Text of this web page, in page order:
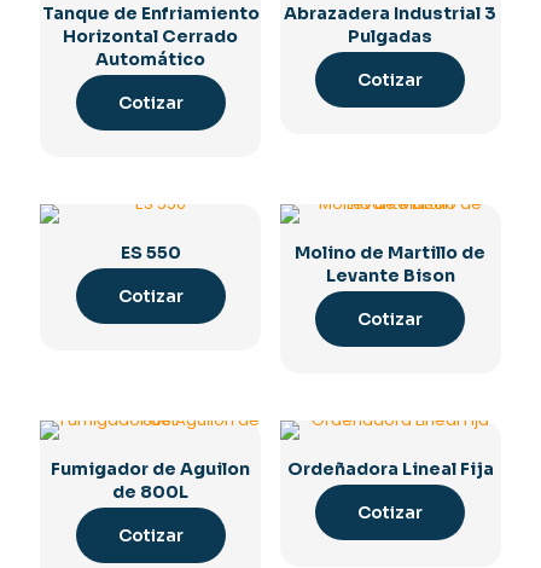
Tanque de Enfriamiento
Horizontal Cerrado
Automático
Cotizar
Abrazadera Industrial 3
Pulgadas
Cotizar
ES 550
Cotizar
Molino de Martillo de
Levante Bison
Cotizar
Fumigador de Aguilon
de 800L
Cotizar
Ordeñadora Lineal Fija
Cotizar